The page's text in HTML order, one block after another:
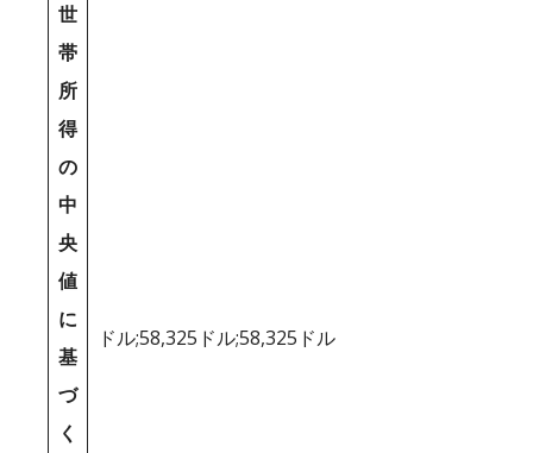
世
帯
所
得
の
中
央
値
に
基
づ
く
ドル;58,325ドル;58,325ドル